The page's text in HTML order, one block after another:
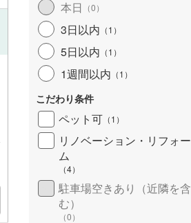
本日 （0）
3日以内 （1 ）
5日以内 （1 ）
1週間以内 （1 ）
こだわり条件
ペット可 （1 ）
リノベーション・リフォー
ム
（4）
駐車場空きあり（近隣を含
む）
（0）